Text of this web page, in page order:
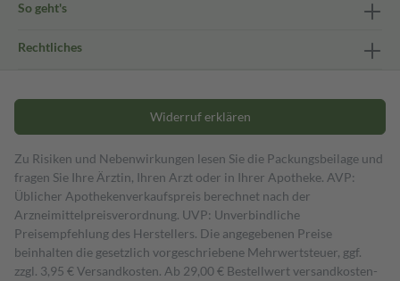
So geht's
Rechtliches
Widerruf erklären
Zu Risiken und Nebenwirkungen lesen Sie die Packungsbeilage und
fragen Sie Ihre Ärztin, Ihren Arzt oder in Ihrer Apotheke. AVP:
Üblicher Apothekenverkaufspreis berechnet nach der
Arzneimittelpreisverordnung. UVP: Unverbindliche
Preisempfehlung des Herstellers. Die angegebenen Preise
beinhalten die gesetzlich vorgeschriebene Mehrwertsteuer, ggf.
zzgl. 3,95 € Versandkosten. Ab 29,00 € Bestell­wert versand­kosten­